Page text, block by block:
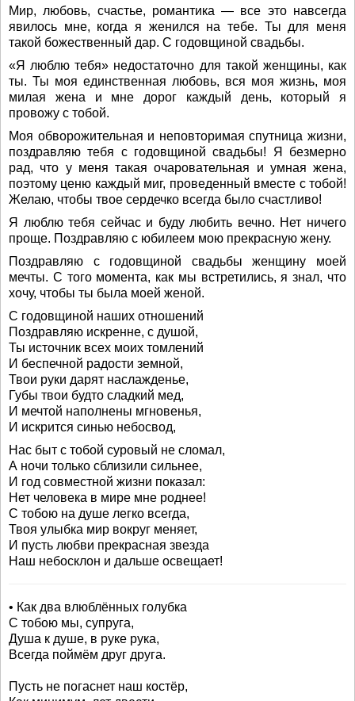
Мир, любовь, счастье, романтика — все это навсегда
явилось мне, когда я женился на тебе. Ты для меня
такой божественный дар. С годовщиной свадьбы.
«Я люблю тебя» недостаточно для такой женщины, как
ты. Ты моя единственная любовь, вся моя жизнь, моя
милая жена и мне дорог каждый день, который я
провожу с тобой.
Моя обворожительная и неповторимая спутница жизни,
поздравляю тебя с годовщиной свадьбы! Я безмерно
рад, что у меня такая очаровательная и умная жена,
поэтому ценю каждый миг, проведенный вместе с тобой!
Желаю, чтобы твое сердечко всегда было счастливо!
Я люблю тебя сейчас и буду любить вечно. Нет ничего
проще. Поздравляю с юбилеем мою прекрасную жену.
Поздравляю с годовщиной свадьбы женщину моей
мечты. С того момента, как мы встретились, я знал, что
хочу, чтобы ты была моей женой.
С годовщиной наших отношений
Поздравляю искренне, с душой,
Ты источник всех моих томлений
И беспечной радости земной,
Твои руки дарят наслажденье,
Губы твои будто сладкий мед,
И мечтой наполнены мгновенья,
И искрится синью небосвод,
Нас быт с тобой суровый не сломал,
А ночи только сблизили сильнее,
И год совместной жизни показал:
Нет человека в мире мне роднее!
С тобою на душе легко всегда,
Твоя улыбка мир вокруг меняет,
И пусть любви прекрасная звезда
Наш небосклон и дальше освещает!
• Как два влюблённых голубка
С тобою мы, супруга,
Душа к душе, в руке рука,
Всегда поймём друг друга.
Пусть не погаснет наш костёр,